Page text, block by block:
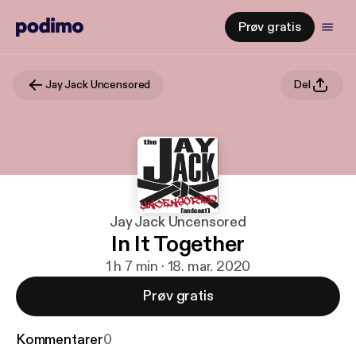
Prøv gratis
Jay Jack Uncensored Del
Jay Jack Uncensored
In It Together
1 h 7 min · 18. mar. 2020
Prøv gratis
Kommentarer0